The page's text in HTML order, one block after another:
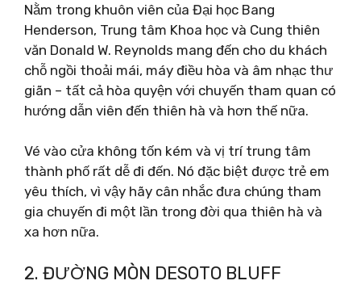
Nằm trong khuôn viên của Đại học Bang
Henderson, Trung tâm Khoa học và Cung thiên
văn Donald W. Reynolds mang đến cho du khách
chỗ ngồi thoải mái, máy điều hòa và âm nhạc thư
giãn – tất cả hòa quyện với chuyến tham quan có
hướng dẫn viên đến thiên hà và hơn thế nữa.
Vé vào cửa không tốn kém và vị trí trung tâm
thành phố rất dễ đi đến. Nó đặc biệt được trẻ em
yêu thích, vì vậy hãy cân nhắc đưa chúng tham
gia chuyến đi một lần trong đời qua thiên hà và
xa hơn nữa.
2. ĐƯỜNG MÒN DESOTO BLUFF